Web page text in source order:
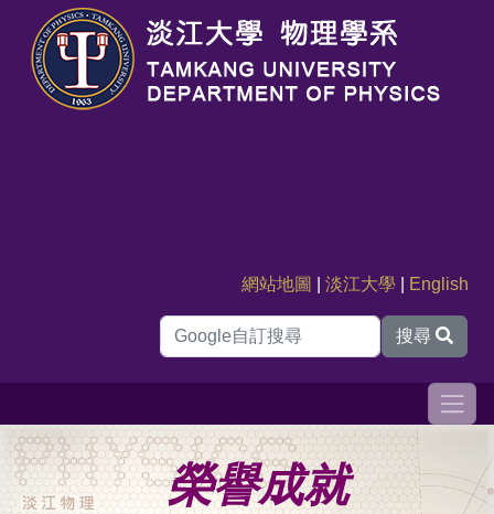
網站地圖 |淡江大學 English
搜尋
榮譽成就